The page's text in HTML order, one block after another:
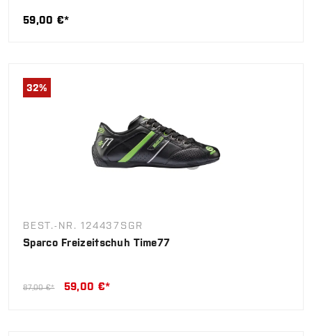
59,00 €*
32%
BEST.-NR. 124437SGR
Sparco Freizeitschuh Time77
87,00 €* 59,00 €*